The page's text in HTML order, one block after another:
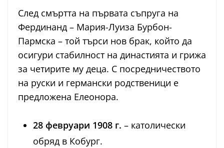
След смъртта на първата съпруга на
Фердинанд – Мария-Луиза Бурбон-
Пармска – той търси нов брак, който да
осигури стабилност на династията и грижа
за четирите му деца. С посредничеството
на руски и германски родственици е
предложена Елеонора.
28 февруари 1908 г. – католически
обряд в Кобург.